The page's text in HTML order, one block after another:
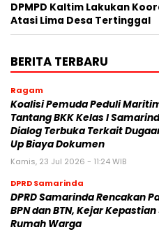
DPMPD Kaltim Lakukan
Atasi Lima Desa Tertinggal
BERITA TERBARU
Ragam
Koalisi Pemuda Peduli
Tantang BKK Kelas I
Dialog Terbuka Terkait
Up Biaya Dokumen
Kamis, 23 Jul 2026 - 11:24 WIB
DPRD Samarinda
DPRD Samarinda Rencakan
BPN dan BTN, Kejar
Rumah Warga